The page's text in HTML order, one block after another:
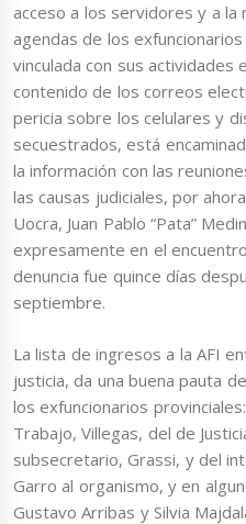
acceso a los servidores y a la
agendas de los
vinculada con sus actividades
contenido de los correos
pericia sobre los celulares y
secuestrados, está
la información con las
las causas judiciales, por
Uocra, Juan Pablo “Pata”
expresamente en el
denuncia fue quince días
septiembre.
La lista de ingresos a la AFI
justicia, da una buena pauta
los exfuncionarios
Trabajo, Villegas, del de
subsecretario, Grassi, y del
Garro al organismo, y en
Gustavo Arribas y Silvia